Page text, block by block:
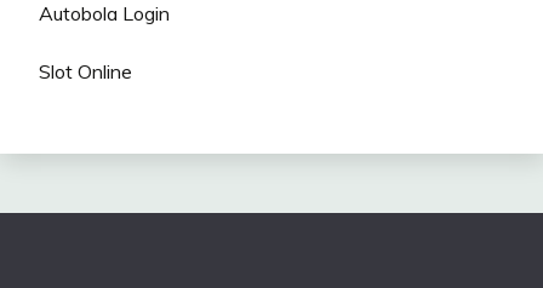
Autobola Login
Slot Online